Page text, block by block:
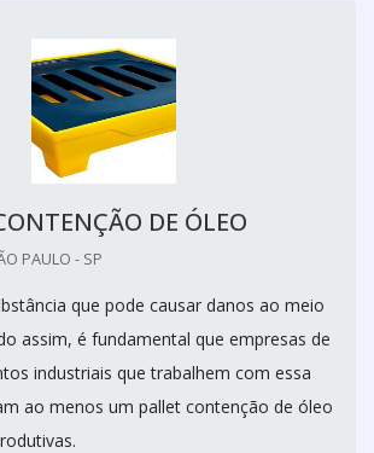
DE ÓLEO
PAULO - SP
que pode causar danos ao meio
assim, é fundamental que empresas de
industriais que trabalhem com essa
ao menos um pallet contenção de óleo